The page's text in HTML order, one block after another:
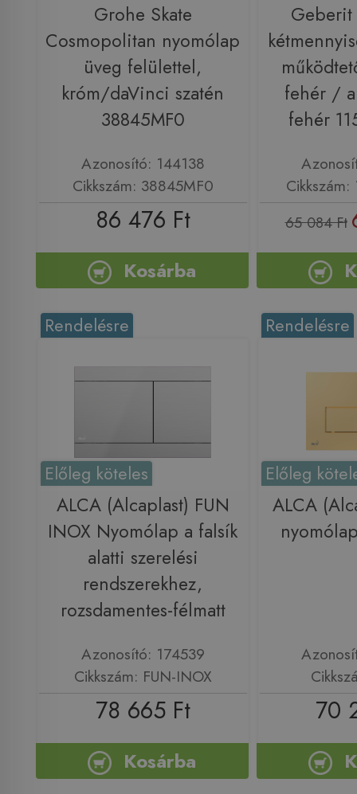
Grohe Skate
Cosmopolitan nyomólap
üveg felülettel,
króm/daVinci szatén
38845MF0
Azonosító: 144138
Cikkszám: 38845MF0
86 476 Ft
Kosárba
fehér /
fehér
65 084 Ft
Rendelésre
Előleg köteles
ALCA (Alcaplast) FUN
INOX Nyomólap a falsík
alatti szerelési
rendszerekhez,
rozsdamentes-félmatt
Azonosító: 174539
Cikkszám: FUN-INOX
78 665 Ft
Kosárba
Rendelésre
Előleg
ALCA
70